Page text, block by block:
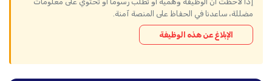
مضللة، ساعدنا في الحفاظ على المنصة آمنة.
الإبلاغ عن هذه الوظيفة